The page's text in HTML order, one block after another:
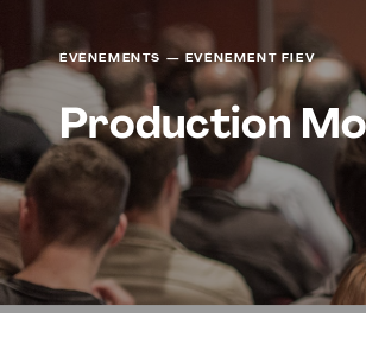
ÉVÈNEMENTS — EVÉNEMENT FIEV
Production